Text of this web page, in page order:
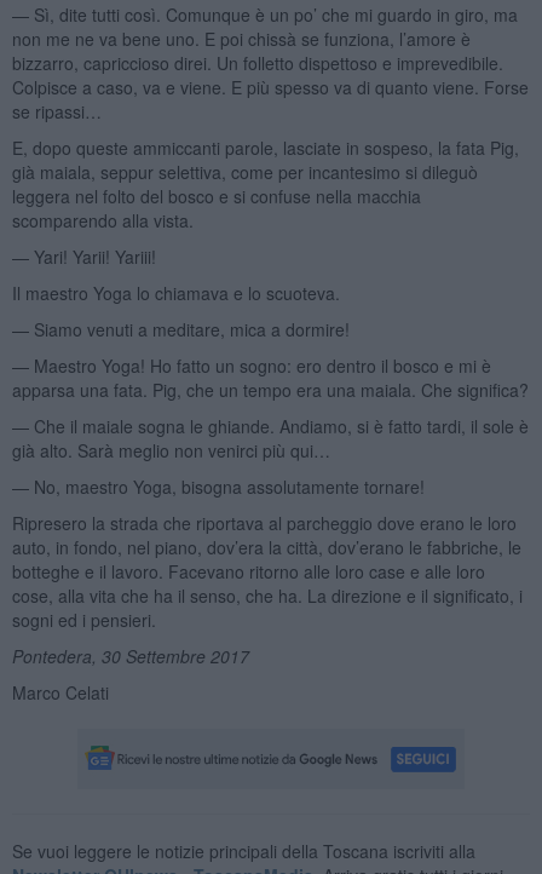
— Sì, dite tutti così. Comunque è un po’ che mi guardo in giro, ma
non me ne va bene uno. E poi chissà se funziona, l’amore è
bizzarro, capriccioso direi. Un folletto dispettoso e imprevedibile.
Colpisce a caso, va e viene. E più spesso va di quanto viene. Forse
se ripassi…
E, dopo queste ammiccanti parole, lasciate in sospeso, la fata Pig,
già maiala, seppur selettiva, come per incantesimo si dileguò
leggera nel folto del bosco e si confuse nella macchia
scomparendo alla vista.
— Yari! Yarii! Yariii!
Il maestro Yoga lo chiamava e lo scuoteva.
— Siamo venuti a meditare, mica a dormire!
— Maestro Yoga! Ho fatto un sogno: ero dentro il bosco e mi è
apparsa una fata. Pig, che un tempo era una maiala. Che significa?
— Che il maiale sogna le ghiande. Andiamo, si è fatto tardi, il sole è
già alto. Sarà meglio non venirci più qui…
— No, maestro Yoga, bisogna assolutamente tornare!
Ripresero la strada che riportava al parcheggio dove erano le loro
auto, in fondo, nel piano, dov’era la città, dov’erano le fabbriche, le
botteghe e il lavoro. Facevano ritorno alle loro case e alle loro
cose, alla vita che ha il senso, che ha. La direzione e il significato, i
sogni ed i pensieri.
Pontedera, 30 Settembre 2017
Marco Celati
Se vuoi leggere le notizie principali della Toscana iscriviti alla